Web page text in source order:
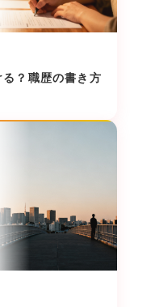
？職歴の書き方